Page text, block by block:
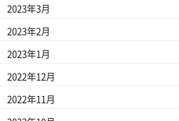
2023年3月
2023年2月
2023年1月
2022年12月
2022年11月